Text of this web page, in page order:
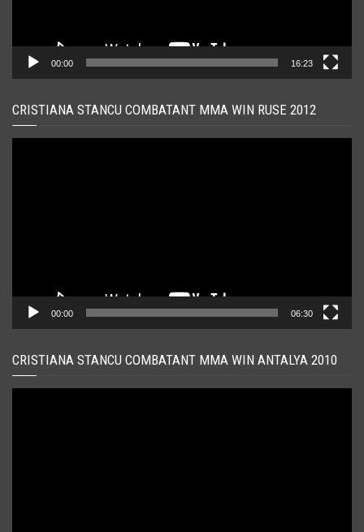
00:00 16:23
CRISTIANA STANCU COMBATANT MMA WIN RUSE 2012
00:00 06:30
CRISTIANA STANCU COMBATANT MMA WIN ANTALYA 2010